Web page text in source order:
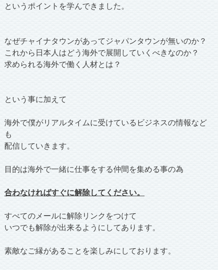
というポイントを学んできました。
なぜチャイナタウンがあってジャパンタウンが無いのか？
これから日本人はどう海外で展開していくべきなのか？
求められる海外で働く人材とは？
という事に加えて
海外で僕がリアルタイムに受けているビジネスの情報など
も
配信していきます。
目的は海外で一緒に仕事をする仲間を集める事の為
合わなければすぐに解除してください。
すべてのメールに解除リンクをつけて
いつでも解除が出来るようにしてあります。
素敵なご縁があることを楽しみにしております。